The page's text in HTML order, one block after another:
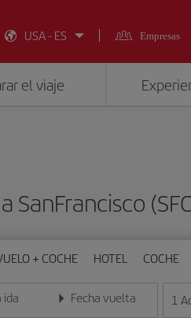
USA - ES
Empresas
el viaje
SanFrancisco
+ COCHE HOTEL COCHE
ida
la fecha en formato día/mes/año
Fecha vuelta
Introduce la fecha en 1